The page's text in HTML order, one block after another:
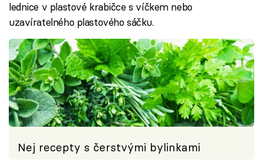
lednice v plastové krabičce s víčkem nebo
uzavíratelného plastového sáčku.
Nej recepty s čerstvými bylinkami